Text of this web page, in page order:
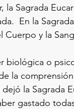
la Sagrada
En la
Cuerpo y la
o
la
la Sagrada
gastado